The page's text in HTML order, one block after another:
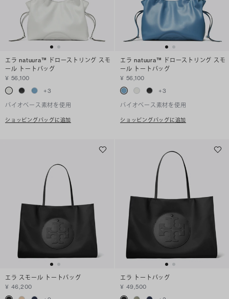
エラ natuura™ ドローストリング スモ
ール トートバッグ
¥ 56,100
+3
バイオベース素材を使用
ショッピングバッグに追加
エラ natuura™ ドローストリング スモ
ール トートバッグ
¥ 56,100
+3
バイオベース素材を使用
ショッピングバッグに追加
エラ スモール トートバッグ
¥ 46,200
エラ トートバッグ
¥ 49,500